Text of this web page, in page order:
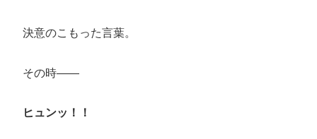
決意のこもった言葉。
その時――
ヒュンッ！！